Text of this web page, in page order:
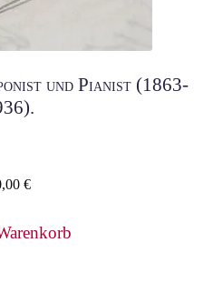
und Pianist (1863-
€